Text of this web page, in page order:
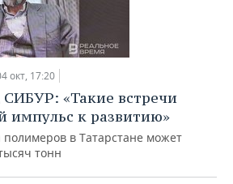
окт, 17:20
«Такие встречи
импульс к развитию»
в Татарстане может
тонн